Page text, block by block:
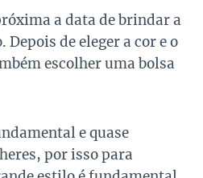
a data de brindar a
Depois de eleger a cor e o
escolher uma bolsa
e quase
por isso para